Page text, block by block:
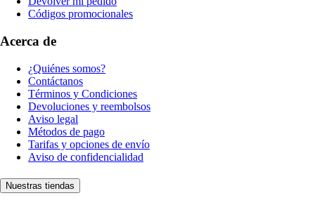
Códigos promocionales
Acerca de
¿Quiénes somos?
Contáctanos
Términos y Condiciones
Devoluciones y reembolsos
Aviso legal
Métodos de pago
Tarifas y opciones de envío
Aviso de confidencialidad
Nuestras tiendas